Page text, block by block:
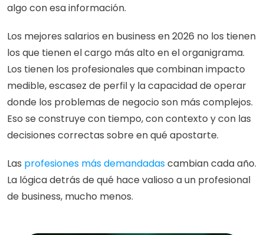
algo con esa información.
Los mejores salarios en business en 2026 no los tienen
los que tienen el cargo más alto en el organigrama.
Los tienen los profesionales que combinan impacto
medible, escasez de perfil y la capacidad de operar
donde los problemas de negocio son más complejos.
Eso se construye con tiempo, con contexto y con las
decisiones correctas sobre en qué apostarte.
Las profesiones más demandadas cambian cada año.
La lógica detrás de qué hace valioso a un profesional
de business, mucho menos.